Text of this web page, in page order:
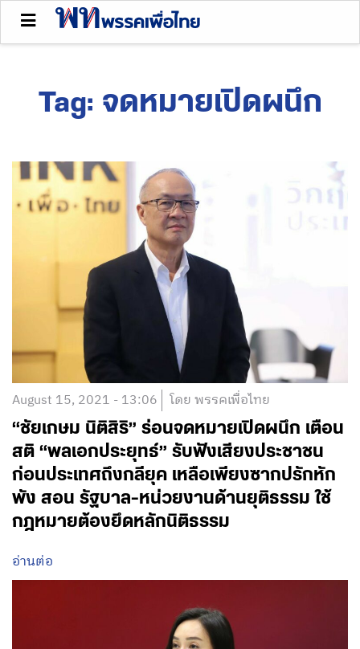
Tag: จดหมายเปิดผนึก
August 15, 2021 - 13:06 โดย พรรคเพื่อไทย
“ชัยเกษม นิติสิริ” ร่อนจดหมายเปิดผนึก เตือน
สติ “พลเอกประยุทธ์” รับฟังเสียงประชาชน
ก่อนประเทศถึงกลียุค เหลือเพียงซากปรักหัก
พัง สอน รัฐบาล-หน่วยงานด้านยุติธรรม ใช้
กฎหมายต้องยึดหลักนิติธรรม
อ่านต่อ